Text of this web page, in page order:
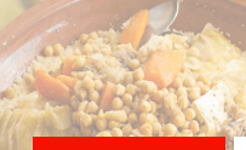
ACCUEIL
LA CARTE
VOTRE COMPTE